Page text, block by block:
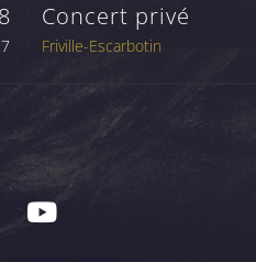
Concert privé
Friville-Escarbotin